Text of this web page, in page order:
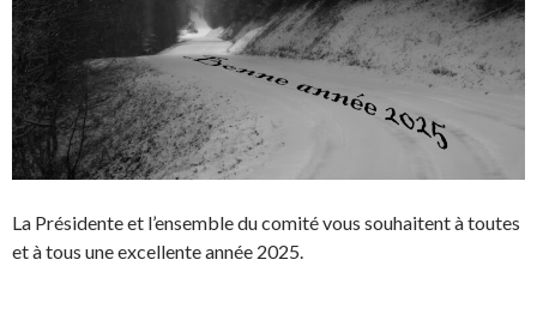
La Présidente et l’ensemble du comité vous souhaitent à toutes
et à tous une excellente année 2025.